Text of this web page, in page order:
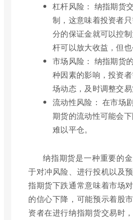
杠杆风险： 纳指期货
制，这意味着投资者
分的保证金就可以控
杆可以放大收益，但也
市场风险： 纳指期货
种因素的影响，投资
场动态，及时调整交易
流动性风险： 在市场
期货的流动性可能会
难以平仓。
纳指期货是一种重要的
于对冲风险、进行投机以及
指期货下跌通常意味着市场
的信心下降，可能预示着股
资者在进行纳指期货交易时